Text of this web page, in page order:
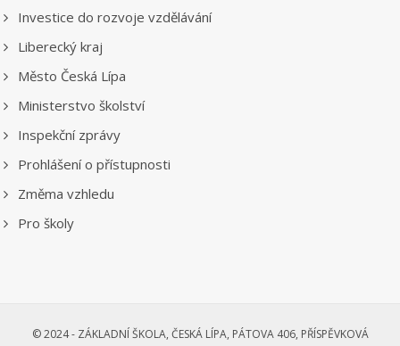
Investice do rozvoje vzdělávání
Liberecký kraj
Město Česká Lípa
Ministerstvo školství
Inspekční zprávy
Prohlášení o přístupnosti
Změma vzhledu
Pro školy
© 2024 - ZÁKLADNÍ ŠKOLA, ČESKÁ LÍPA, PÁTOVA 406, PŘÍSPĚVKOVÁ